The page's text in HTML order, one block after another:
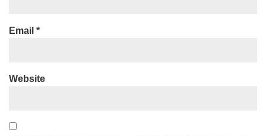
Email *
Website